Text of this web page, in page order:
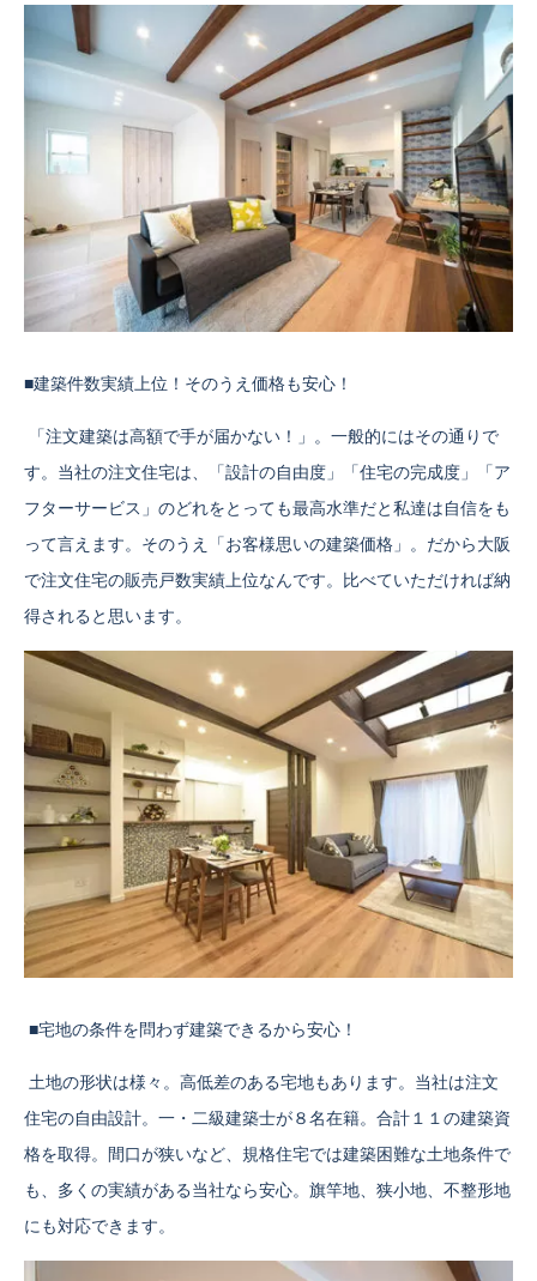
■建築件数実績上位！そのうえ価格も安心！
「注文建築は高額で手が届かない！」。一般的にはその通りで
す。当社の注文住宅は、「設計の自由度」「住宅の完成度」「ア
フターサービス」のどれをとっても最高水準だと私達は自信をも
って言えます。そのうえ「お客様思いの建築価格」。だから大阪
で注文住宅の販売戸数実績上位なんです。比べていただければ納
得されると思います。
■宅地の条件を問わず建築できるから安心！
土地の形状は様々。高低差のある宅地もあります。当社は注文
住宅の自由設計。一・二級建築士が８名在籍。合計１１の建築資
格を取得。間口が狭いなど、規格住宅では建築困難な土地条件で
も、多くの実績がある当社なら安心。旗竿地、狭小地、不整形地
にも対応できます。